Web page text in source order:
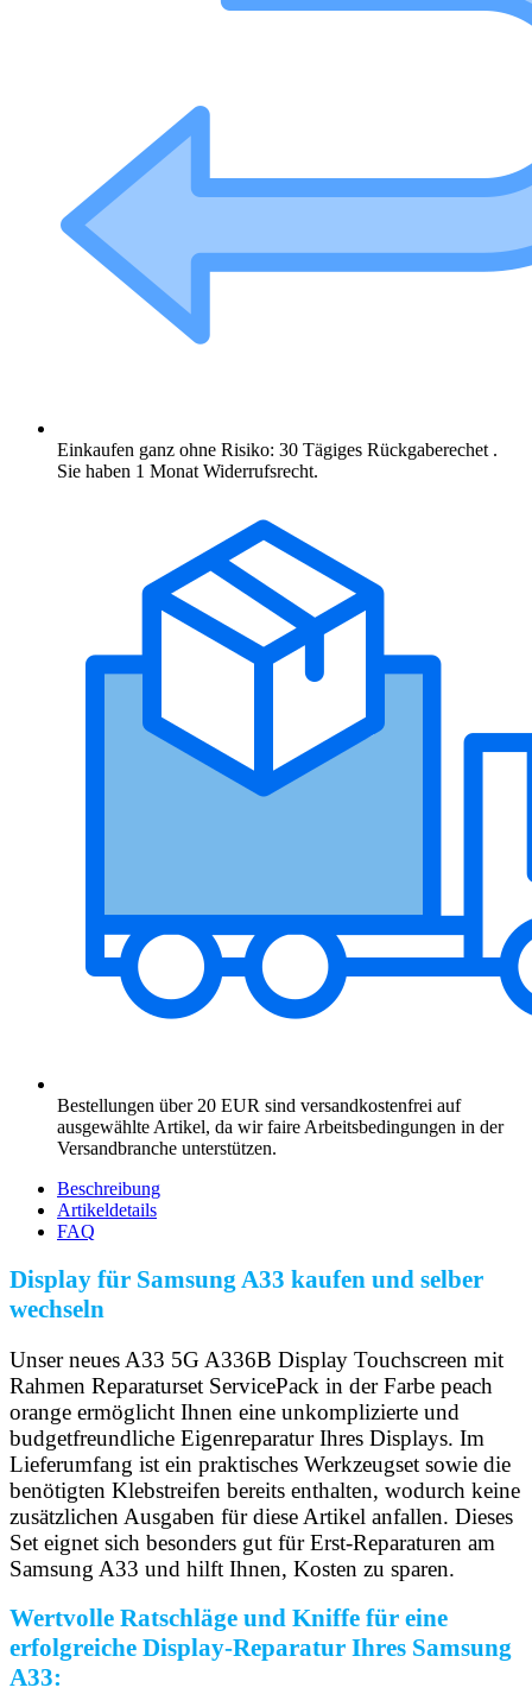
Einkaufen ganz ohne Risiko: 30 Tägiges Rückgaberechet .
Sie haben 1 Monat Widerrufsrecht.
Bestellungen über 20 EUR sind versandkostenfrei auf
ausgewählte Artikel, da wir faire Arbeitsbedingungen in der
Versandbranche unterstützen.
Beschreibung
Artikeldetails
FAQ
Display für Samsung A33 kaufen und selber
wechseln
Unser neues A33 5G A336B Display Touchscreen mit
Rahmen Reparaturset ServicePack in der Farbe peach
orange ermöglicht Ihnen eine unkomplizierte und
budgetfreundliche Eigenreparatur Ihres Displays. Im
Lieferumfang ist ein praktisches Werkzeugset sowie die
benötigten Klebstreifen bereits enthalten, wodurch keine
zusätzlichen Ausgaben für diese Artikel anfallen. Dieses
Set eignet sich besonders gut für Erst-Reparaturen am
Samsung A33 und hilft Ihnen, Kosten zu sparen.
Wertvolle Ratschläge und Kniffe für eine
erfolgreiche Display-Reparatur Ihres Samsung
A33: